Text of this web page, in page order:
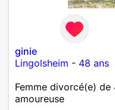
ginie
Lingolsheim - 48 ans
Femme divorcé(e)
amoureuse